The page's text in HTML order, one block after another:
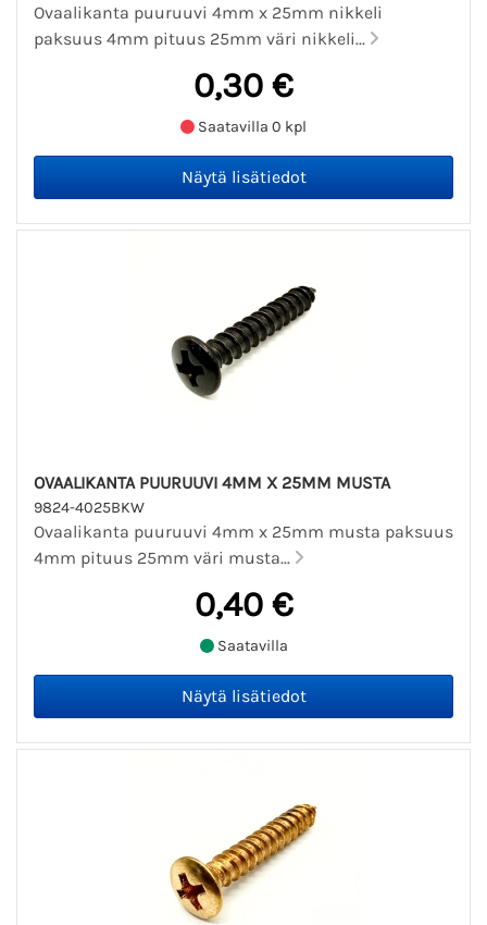
Ovaalikanta puuruuvi 4mm x 25mm nikkeli
paksuus 4mm pituus 25mm väri nikkeli...
0,30 €
Saatavilla 0 kpl
OVAALIKANTA PUURUUVI 4MM X 25MM MUSTA
9824-4025BKW
Ovaalikanta puuruuvi 4mm x 25mm musta paksuus
4mm pituus 25mm väri musta...
0,40 €
Saatavilla